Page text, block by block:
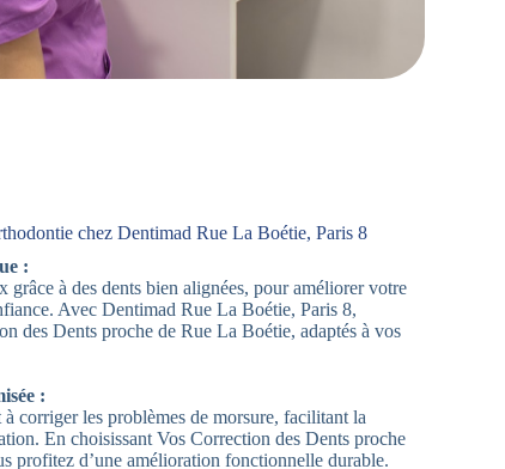
chez Dentimad Rue La Boétie, Paris 8
:
grâce à des dents bien alignées, pour améliorer votre
Avec Dentimad Rue La Boétie, Paris 8,
des Dents proche de Rue La Boétie, adaptés à vos
:
corriger les problèmes de morsure, facilitant la
En choisissant Vos Correction des Dents proche
profitez d’une amélioration fonctionnelle durable.